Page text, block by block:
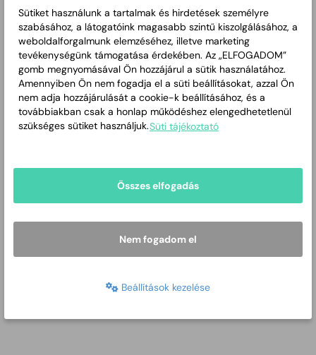
Lipták Mihály
Jaminai Településrészi Önkormányzat
JegyzőkönyvekKiadások
Email cím mutatása
Sütiket használunk a tartalmak és hirdetések személyre
szabásához, a látogatóink magasabb szintű kiszolgálásához, a
weboldalforgalmunk elemzéséhez, illetve marketing
tevékenységünk támogatása érdekében. Az „ELFOGADOM”
gomb megnyomásával Ön hozzájárul a sütik használatához.
Amennyiben Ön nem fogadja el a süti beállításokat, azzal Ön
nem adja hozzájárulását a cookie-k beállításához, és a
továbbiakban csak a honlap működéshez elengedhetetlenül
szükséges sütiket használjuk.Süti tájékoztató
Összes elfogadás
Nem fogadom el
Beállítások kezelése